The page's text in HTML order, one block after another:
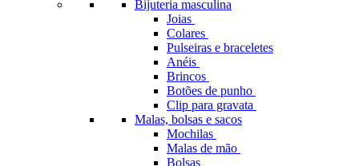
Bijuteria masculina
Joias
Colares
Pulseiras e braceletes
Anéis
Brincos
Botões de punho
Clip para gravata
Malas, bolsas e sacos
Mochilas
Malas de mão
Bolsas